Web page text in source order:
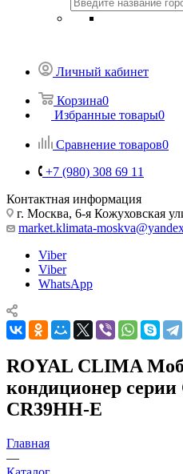
Личный кабинет
Корзина0
Избранные товары0
Сравнение товаров0
+7 (980) 308 69 11
Контактная информация
г. Москва, 6-я Кожуховская
market.klimata-
Viber
Viber
WhatsApp
ROYAL CLIMA
кондиционер
CR39HH-E
Главная
—